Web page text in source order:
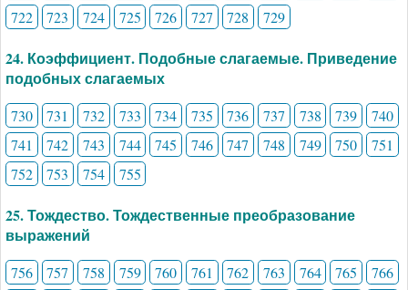
722
723 724 725 726 727 728 729
24. Коэффициент. Подобные слагаемые. Приведение
подобных слагаемых
730 731 732 733 734 735 736 737 738 739
740
741
742 743 744 745 746 747 748 749 750
751
752
753 754 755
25. Тождество. Тождественные преобразование
выражений
756 757 758 759 760 761 762 763 764 765
766